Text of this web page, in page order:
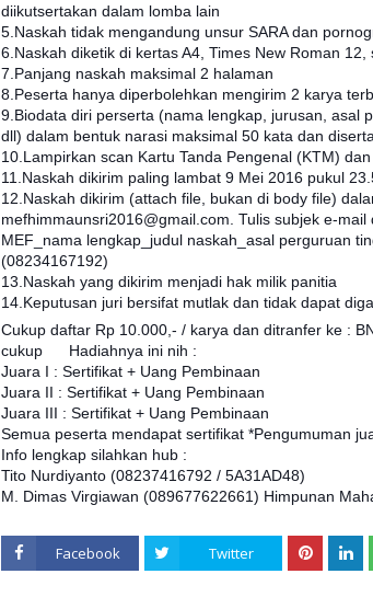
diikutsertakan dalam lomba lain
5.Naskah tidak mengandung unsur SARA dan
6.Naskah diketik di kertas A4, Times New Roman
7.Panjang naskah maksimal 2 halaman
8.Peserta hanya diperbolehkan mengirim 2 karya
9.Biodata diri perserta (nama lengkap, jurusan, asal
dll) dalam bentuk narasi maksimal 50 kata dan
10.Lampirkan scan Kartu Tanda Pengenal (KTM)
11.Naskah dikirim paling lambat 9 Mei 2016 pukul
12.Naskah dikirim (attach file, bukan di body file)
mefhimmaunsri2016@gmail.com. Tulis subjek e-
MEF_nama lengkap_judul naskah_asal perguruan
(08234167192)
13.Naskah yang dikirim menjadi hak milik panitia
14.Keputusan juri bersifat mutlak dan tidak dapat
Cukup daftar Rp 10.000,- / karya dan ditranfer ke :
cukup
Hadiahnya ini nih :
Juara I : Sertifikat + Uang Pembinaan
Juara II : Sertifikat + Uang Pembinaan
Juara III : Sertifikat + Uang Pembinaan
Semua peserta mendapat sertifikat *Pengumuman
Info lengkap silahkan hub :
Tito Nurdiyanto (08237416792 / 5A31AD48)
M. Dimas Virgiawan (089677622661) Himpunan
Facebook Twitter